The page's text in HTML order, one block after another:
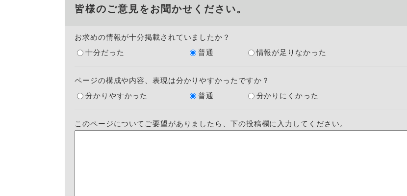
皆様のご意見をお聞かせください。
お求めの情報が十分掲載されていましたか？
十分だった
普通 情報が足りなかった
ページの構成や内容、表現は分かりやすかったですか？
分かりやすかった
普通 分かりにくかった
このページについてご要望がありましたら、下の投稿欄に入力してください。